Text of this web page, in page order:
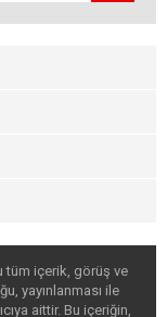
tüm içerik, görüş ve
yayınlanması ile
aittir. Bu içeriğin,